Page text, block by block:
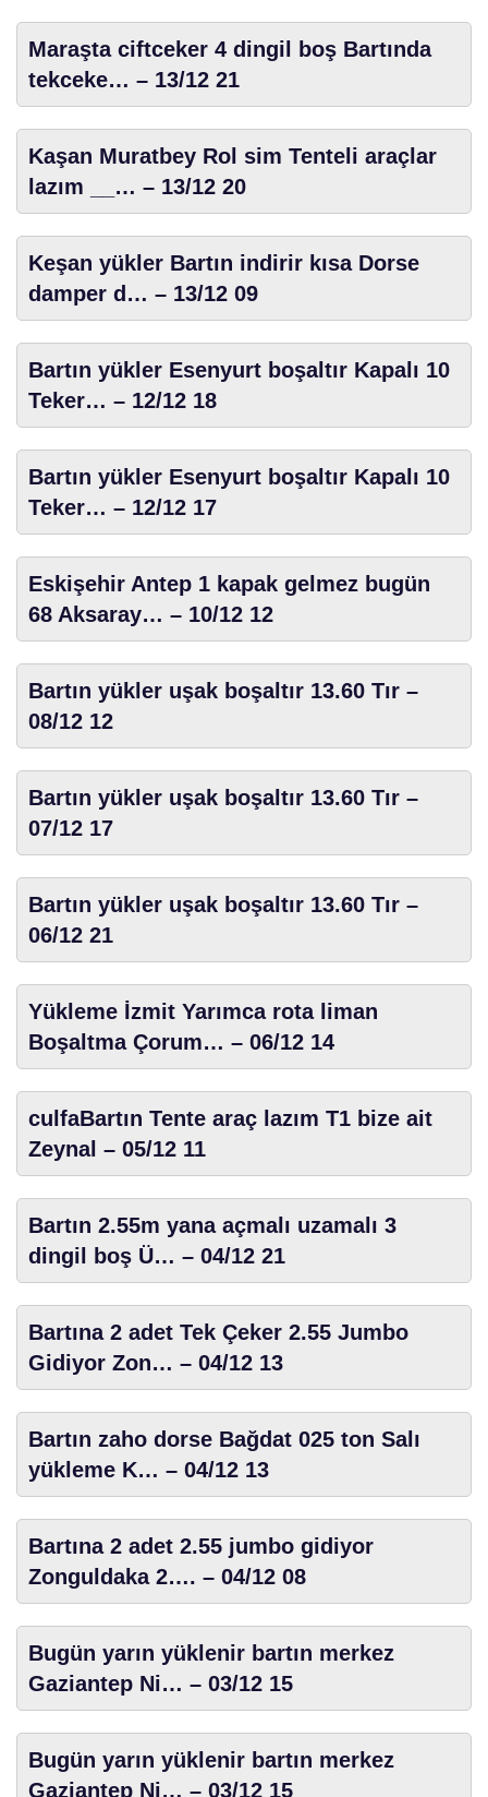
Maraşta ciftceker 4 dingil boş Bartında
tekceke… – 13/12 21
Kaşan Muratbey Rol sim Tenteli araçlar
lazım __… – 13/12 20
Keşan yükler Bartın indirir kısa Dorse
damper d… – 13/12 09
Bartın yükler Esenyurt boşaltır Kapalı 10
Teker… – 12/12 18
Bartın yükler Esenyurt boşaltır Kapalı 10
Teker… – 12/12 17
Eskişehir Antep 1 kapak gelmez bugün
68 Aksaray… – 10/12 12
Bartın yükler uşak boşaltır 13.60 Tır –
08/12 12
Bartın yükler uşak boşaltır 13.60 Tır –
07/12 17
Bartın yükler uşak boşaltır 13.60 Tır –
06/12 21
Yükleme İzmit Yarımca rota liman
Boşaltma Çorum… – 06/12 14
culfaBartın Tente araç lazım T1 bize ait
Zeynal – 05/12 11
Bartın 2.55m yana açmalı uzamalı 3
dingil boş Ü… – 04/12 21
Bartına 2 adet Tek Çeker 2.55 Jumbo
Gidiyor Zon… – 04/12 13
Bartın zaho dorse Bağdat 025 ton Salı
yükleme K… – 04/12 13
Bartına 2 adet 2.55 jumbo gidiyor
Zonguldaka 2…. – 04/12 08
Bugün yarın yüklenir bartın merkez
Gaziantep Ni… – 03/12 15
Bugün yarın yüklenir bartın merkez
Gaziantep Ni… – 03/12 15